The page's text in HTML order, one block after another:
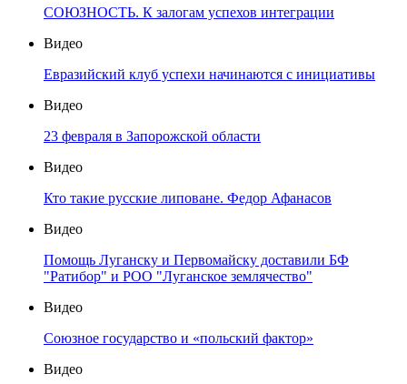
СОЮЗНОСТЬ. К залогам успехов интеграции
Видео
Евразийский клуб успехи начинаются с инициативы
Видео
23 февраля в Запорожской области
Видео
Кто такие русские липоване. Федор Афанасов
Видео
Помощь Луганску и Первомайску доставили БФ
"Ратибор" и РОО "Луганское землячество"
Видео
Союзное государство и «польский фактор»
Видео